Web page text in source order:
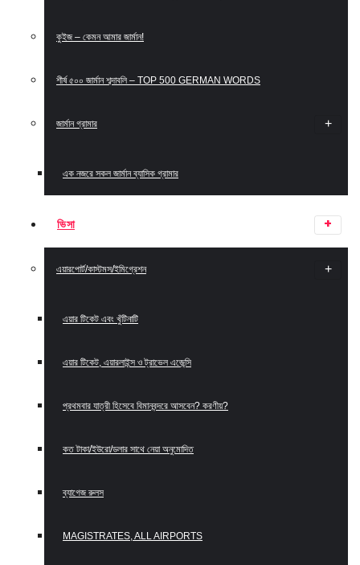
কুইজ – কেমন আমার জার্মান!
শীর্ষ ৫০০ জার্মান শব্দাবলি – TOP 500 GERMAN WORDS
জার্মান গ্রামার
এক নজরে সকল জার্মান ব্যাসিক গ্রামার
ভিসা
এয়ারপোর্ট/কাস্টমস/ইমিগ্রেশন
এয়ার টিকেট এবং খুঁটিনাটি
এয়ার টিকেট, এয়ারলাইন্স ও ট্রাভেল এজেন্সি
প্রথমবার যাত্রী হিসেবে বিমানবন্দরে আসবেন? করণীয়?
কত টাকা/ইউরো/ডলার সাথে নেয়া অনুমোদিত
ব্যাগেজ রুলস
MAGISTRATES, ALL AIRPORTS